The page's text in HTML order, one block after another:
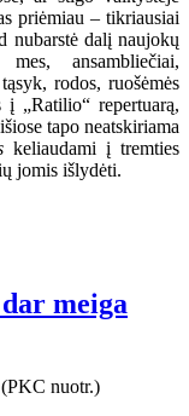
priėmiau – tikriausiai
nubarstė dalį naujokų
ansambliečiai,
rodos, ruošėmės
„Ratilio“ repertuarą,
tapo neatskiriama
keliaudami į tremties
jomis išlydėti.
meiga